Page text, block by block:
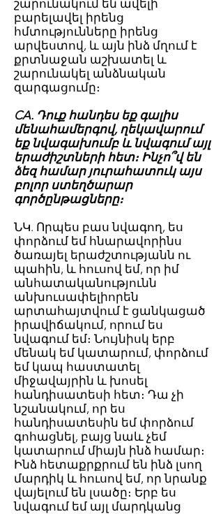
շարունակում են ավելի
բարելավել իրենց
հմտությունները իրենց
արվեստով, և այն ինձ մղում է
քրտնաջան աշխատել և
շարունակել անձնական
զարգացումը։
CA. Դուք հանդես եք գալիս
մենահամերգով, ղեկավարում
եք նվագախումբ և նվագում այլ
երաժիշտների հետ։ Ինչո՞վ են
ձեզ համար յուրահատուկ այս
բոլոր ստեղծարար
գործընթացները։
ՆԿ. Որպես բաս նվագող, ես
փորձում եմ հնարավորինս
ծառայել երաժշտությանն ու
պահին, և հուսով եմ, որ իմ
անհատականությունն
անխուսափելիորեն
արտահայտվում է ցանկացած
իրավիճակում, որում ես
նվագում եմ։ Նույնիսկ երբ
մենակ եմ կատարում, փորձում
եմ կապ հաստատել
միջավայրին և խոսել
հանդիսատեսի հետ։ Դա չի
նշանակում, որ ես
հանդիսատեսին եմ փորձում
գոհացնել, բայց նաև չեմ
կատարում միայն ինձ համար։
Ինձ հետաքրքրում են ինձ լսող
մարդիկ և հուսով եմ, որ նրանք
վայելում են լսածը։ Երբ ես
նվագում եմ այլ մարդկանց